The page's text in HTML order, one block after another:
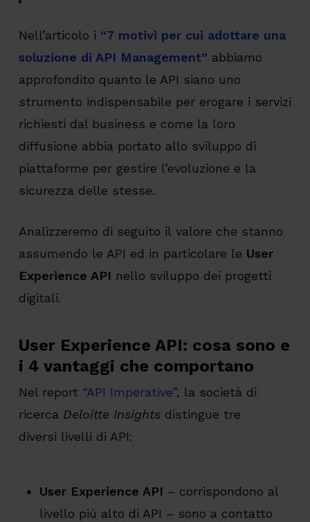
Nell’articolo i “7 motivi per cui adottare una
soluzione di API Management” abbiamo
approfondito quanto le API siano uno
strumento indispensabile per erogare i servizi
richiesti dal business e come la loro
diffusione abbia portato allo sviluppo di
piattaforme per gestire l’evoluzione e la
sicurezza delle stesse.
Analizzeremo di seguito il valore che stanno
assumendo le API ed in particolare le User
Experience API nello sviluppo dei progetti
digitali.
User Experience API: cosa sono e
i 4 vantaggi che comportano
Nel report “API Imperative”, la società di
ricerca Deloitte Insights distingue tre
diversi livelli di API:
User Experience API – corrispondono al
livello più alto di API – sono a contatto